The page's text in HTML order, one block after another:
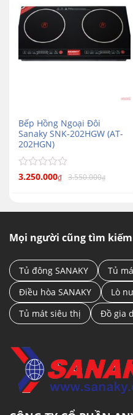
Bếp Hồng Ngoại Đôi
Sanaky SNK-202HGW (AT-
202HGN)
Được
3.250.000₫ 3.550.000₫
Mọi người cũng tìm kiếm
Tủ đông SANAKY
Tủ
Điều hòa SANAKY
Lò
Tủ mát siêu thị
Đồ gia